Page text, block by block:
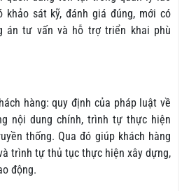
khảo sát kỹ, đánh giá đúng, mới có
án tư vấn và hỗ trợ triển khai phù
hàng: quy định của pháp luật về
nội dung chính, trình tự thực hiện
thống. Qua đó giúp khách hàng
trình tự thủ tục thực hiện xây dựng,
động.